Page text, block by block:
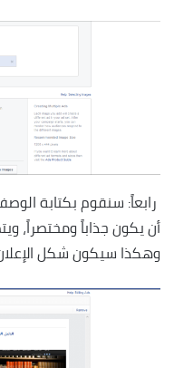
رابعاً: سنقوم بكتابة
أن يكون جذاباً ومختصراً،
وهكذا سيكون شكل